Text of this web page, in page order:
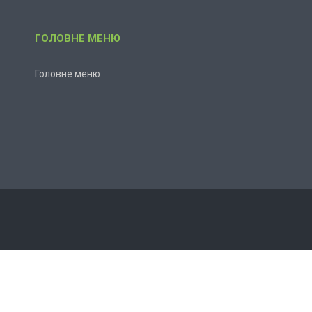
ГОЛОВНЕ МЕНЮ
Головне меню